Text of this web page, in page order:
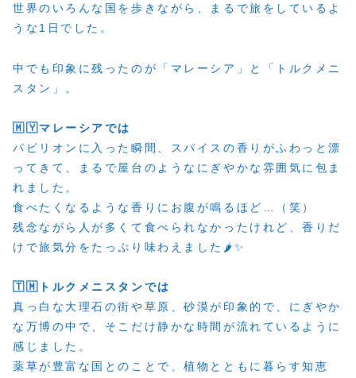
世界のいろんな国を歩きながら、まるで旅をしているよ
うな1日でした。
中でも印象に残ったのが「マレーシア」と「トルクメニ
スタン」。
🇲🇾マレーシアでは
パビリオンに入った瞬間、スパイスの香りがふわっと漂
ってきて、まるで屋台のようなにぎやかな雰囲気に包ま
れました。
食べたくなるような香りにお腹が鳴るほど…（笑）
残念ながら人が多くて食べられなかったけれど、香りだ
けで旅気分をたっぷり味わえました🌶️✨
🇹🇲トルクメニスタンでは
真っ白な大理石の街や草原、砂漠が印象的で、にぎやか
な万博の中で、そこだけ静かな時間が流れているように
感じました。
薬草が豊富な国とのことで、植物とともに暮らす知恵